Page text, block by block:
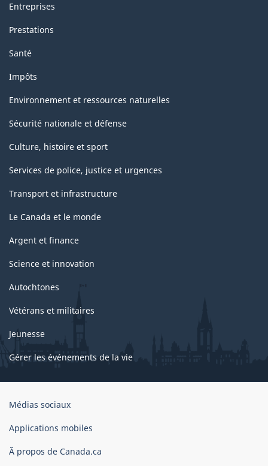
Entreprises
Prestations
Santé
Impôts
Environnement et ressources naturelles
Sécurité nationale et défense
Culture, histoire et sport
Services de police, justice et urgences
Transport et infrastructure
Le Canada et le monde
Argent et finance
Science et innovation
Autochtones
Vétérans et militaires
Jeunesse
Gérer les événements de la vie
Organisation
gouvernement
Canada
Médias sociaux
Applications mobiles
Ã propos de Canada.ca